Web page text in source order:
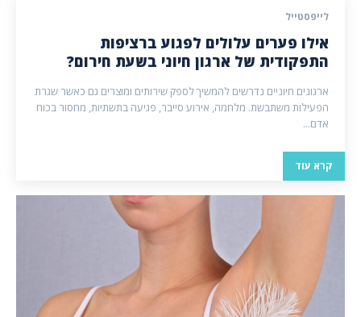
לייפסטייל
אילו פערים עלולים לפגוע ברציפות
התפקודית של ארגון חיוני בשעת חירום?
ארגונים חיוניים נדרשים להמשיך לספק שירותים ומוצרים גם כאשר שגרת
הפעילות משתבשת. מלחמה, אירוע סייבר, פגיעה בתשתיות, מחסור בכוח
אדם...
קרא עוד